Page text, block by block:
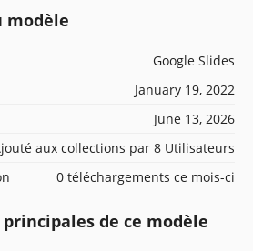
modèle
Google Slides
January 19, 2022
June 13, 2026
aux collections par 8 Utilisateurs
0 téléchargements ce mois-ci
de ce modèle